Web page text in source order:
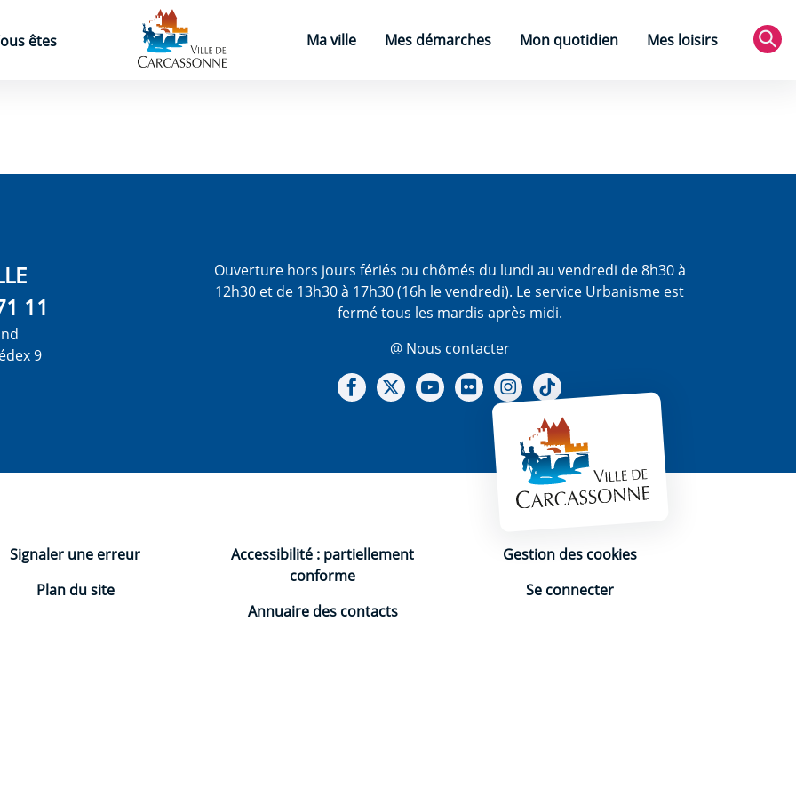
êtes
Page d'accueil
Ma ville
Mes démarches Mon quotidien
Mes loisirs
11
9
Ouverture hors jours fériés ou chômés du lundi au vendredi de 8h30 à
12h30 et de 13h30 à 17h30 (16h le vendredi). Le service Urbanisme est
fermé tous les mardis après midi.
@ Nous contacter
Notre Facebook
Notre X - (twitter)
Notre chaine Youtube
Notre Gallerie sur Flickr
Notre Instagram
Signaler une erreur
Plan du site
Accessibilité : partiellement
conforme
Annuaire des contacts
Gestion des cookies
Se connecter